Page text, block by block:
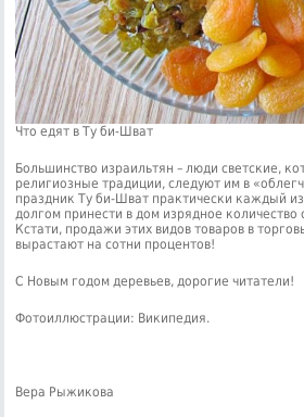
Что едят в Ту би-Шват
Большинство израильтян – люди светские,
религиозные традиции, следуют им в
праздник Ту би-Шват практически каждый
долгом принести в дом изрядное количество
Кстати, продажи этих видов товаров в
вырастают на сотни процентов!
С Новым годом деревьев, дорогие читатели!
Фотоиллюстрации: Википедия.
Вера Рыжикова